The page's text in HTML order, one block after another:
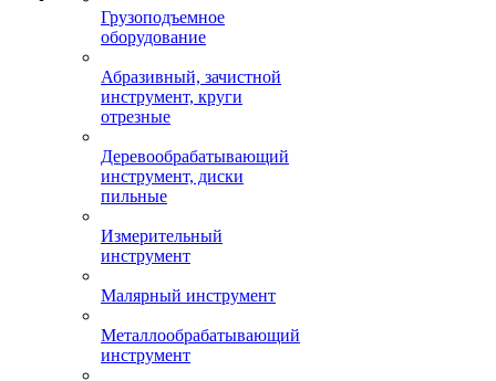
Грузоподъемное
оборудование
Абразивный, зачистной
инструмент, круги
отрезные
Деревообрабатывающий
инструмент, диски
пильные
Измерительный
инструмент
Малярный инструмент
Металлообрабатывающий
инструмент